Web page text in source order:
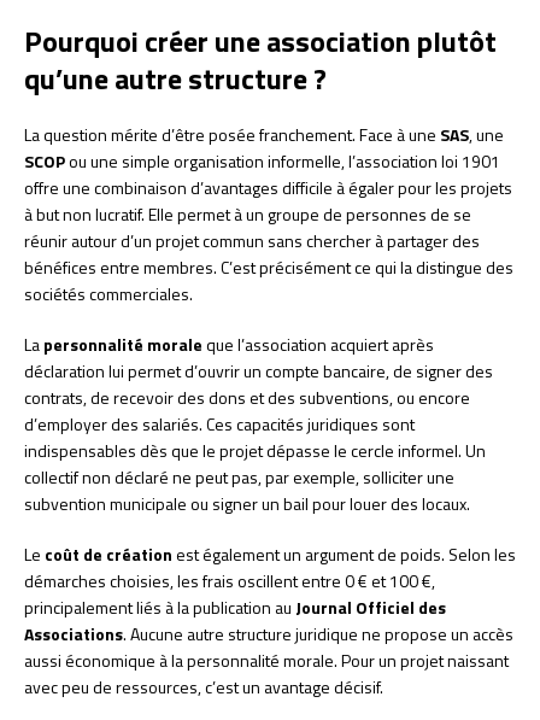
Pourquoi créer une association plutôt
qu’une autre structure ?
La question mérite d’être posée franchement. Face à une SAS, une
SCOPou une simple organisation informelle, l’association loi 1901
offre une combinaison d’avantages difficile à égaler pour les projets
à but non lucratif. Elle permet à un groupe de personnes de se
réunir autour d’un projet commun sans chercher à partager des
bénéfices entre membres. C’est précisément ce qui la distingue des
sociétés commerciales.
Lapersonnalité moraleque l’association acquiert après
déclaration lui permet d’ouvrir un compte bancaire, de signer des
contrats, de recevoir des dons et des subventions, ou encore
d’employer des salariés. Ces capacités juridiques sont
indispensables dès que le projet dépasse le cercle informel. Un
collectif non déclaré ne peut pas, par exemple, solliciter une
subvention municipale ou signer un bail pour louer des locaux.
Le coût de créationest également un argument de poids. Selon les
démarches choisies, les frais oscillent entre 0 € et 100 €,
principalement liés à la publication au Journal Officiel des
Associations. Aucune autre structure juridique ne propose un accès
aussi économique à la personnalité morale. Pour un projet naissant
avec peu de ressources, c’est un avantage décisif.